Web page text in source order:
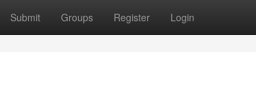
Submit Groups Register Login